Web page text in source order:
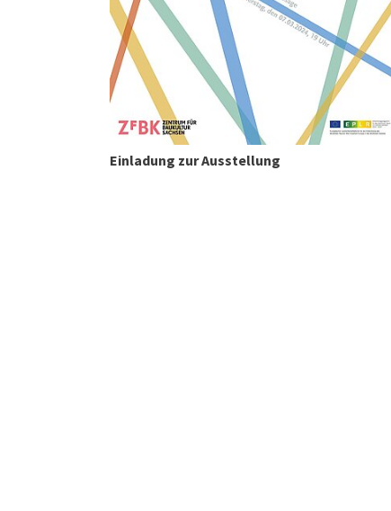
Einladung zur Ausstellung